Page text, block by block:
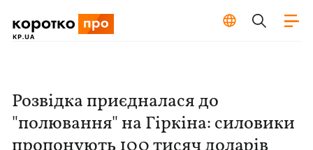
Розвідка приєдналася до
"полювання" на Гіркіна: силовики